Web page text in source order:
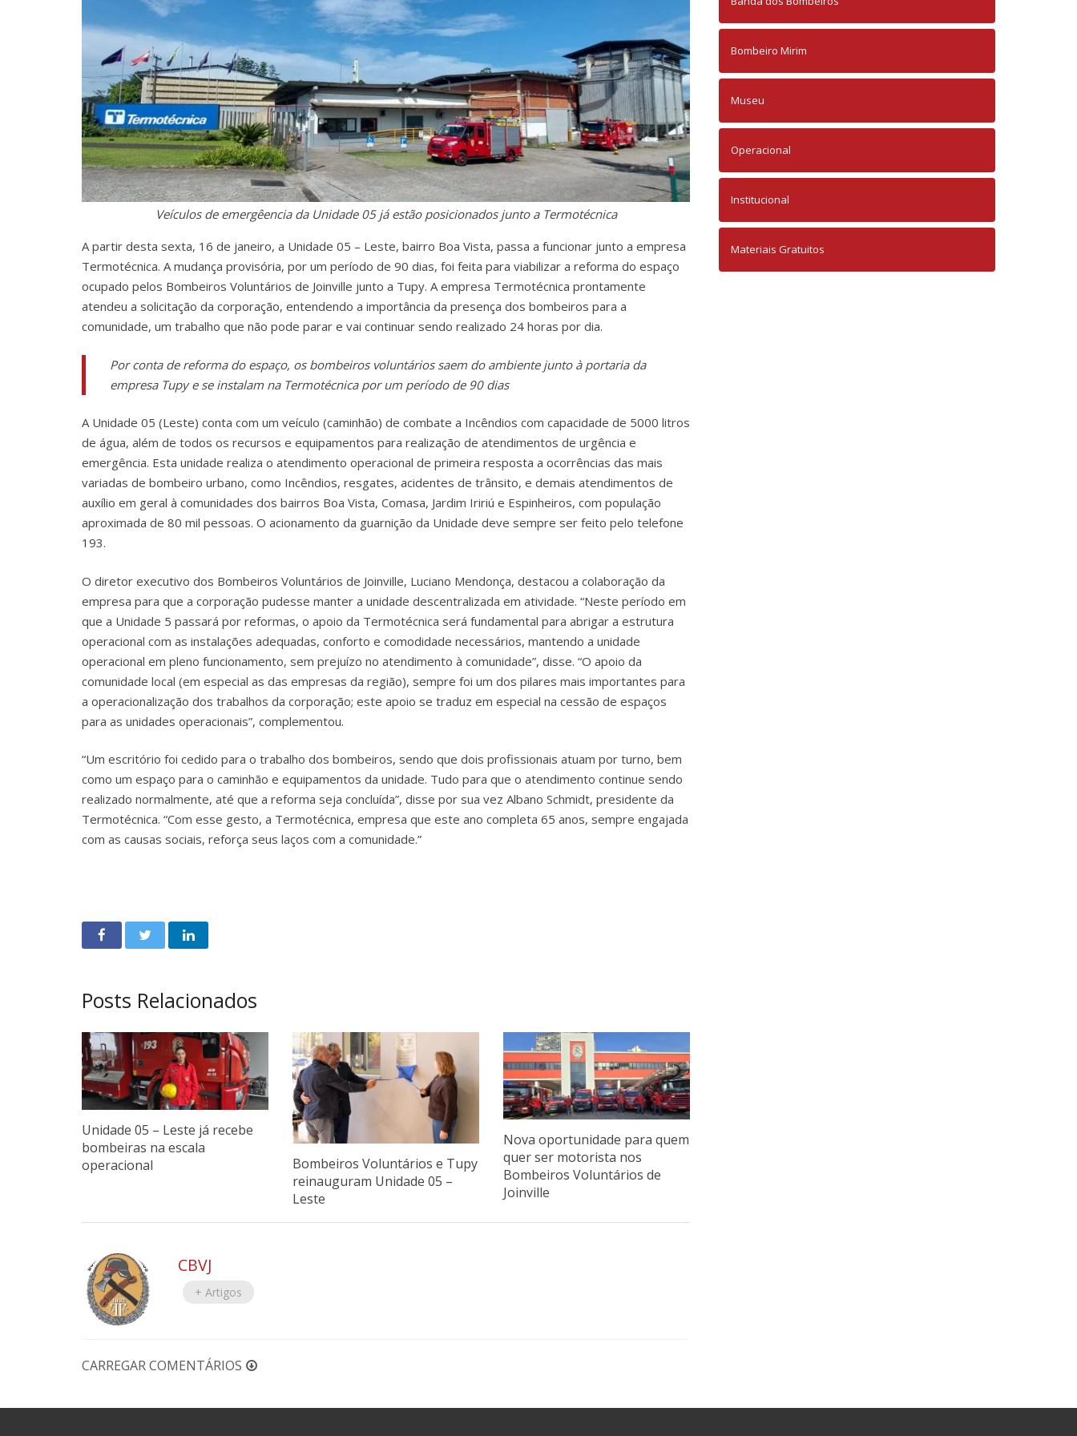
Veículos de emergêencia da Unidade 05 já estão posicionados junto a Termotécnica
A partir desta sexta, 16 de janeiro, a Unidade 05 – Leste, bairro Boa Vista, passa a funcionar junto a empresa
Termotécnica. A mudança provisória, por um período de 90 dias, foi feita para viabilizar a reforma do espaço
ocupado pelos Bombeiros Voluntários de Joinville junto a Tupy. A empresa Termotécnica prontamente
atendeu a solicitação da corporação, entendendo a importância da presença dos bombeiros para a
comunidade, um trabalho que não pode parar e vai continuar sendo realizado 24 horas por dia.
Por conta de reforma do espaço, os bombeiros voluntários saem do ambiente junto à portaria da
empresa Tupy e se instalam na Termotécnica por um período de 90 dias
A Unidade 05 (Leste) conta com um veículo (caminhão) de combate a Incêndios com capacidade de 5000 litros
de água, além de todos os recursos e equipamentos para realização de atendimentos de urgência e
emergência. Esta unidade realiza o atendimento operacional de primeira resposta a ocorrências das mais
variadas de bombeiro urbano, como Incêndios, resgates, acidentes de trânsito, e demais atendimentos de
auxílio em geral à comunidades dos bairros Boa Vista, Comasa, Jardim Iririú e Espinheiros, com população
aproximada de 80 mil pessoas. O acionamento da guarnição da Unidade deve sempre ser feito pelo telefone
193.
O diretor executivo dos Bombeiros Voluntários de Joinville, Luciano Mendonça, destacou a colaboração da
empresa para que a corporação pudesse manter a unidade descentralizada em atividade. “Neste período em
que a Unidade 5 passará por reformas, o apoio da Termotécnica será fundamental para abrigar a estrutura
operacional com as instalações adequadas, conforto e comodidade necessários, mantendo a unidade
operacional em pleno funcionamento, sem prejuízo no atendimento à comunidade”, disse. “O apoio da
comunidade local (em especial as das empresas da região), sempre foi um dos pilares mais importantes para
a operacionalização dos trabalhos da corporação; este apoio se traduz em especial na cessão de espaços
para as unidades operacionais”, complementou.
“Um escritório foi cedido para o trabalho dos bombeiros, sendo que dois profissionais atuam por turno, bem
como um espaço para o caminhão e equipamentos da unidade. Tudo para que o atendimento continue sendo
realizado normalmente, até que a reforma seja concluída”, disse por sua vez Albano Schmidt, presidente da
Termotécnica. “Com esse gesto, a Termotécnica, empresa que este ano completa 65 anos, sempre engajada
com as causas sociais, reforça seus laços com a comunidade.”
Posts Relacionados
Unidade 05 – Leste já recebe
bombeiras na escala
operacional
Bombeiros Voluntários e Tupy
reinauguram Unidade 05 –
Leste
Nova oportunidade para quem
quer ser motorista nos
Bombeiros Voluntários de
Joinville
CBVJ
+ Artigos
CARREGAR COMENTÁRIOS
Bombeiro Mirim
Museu
Operacional
Institucional
Materiais Gratuitos